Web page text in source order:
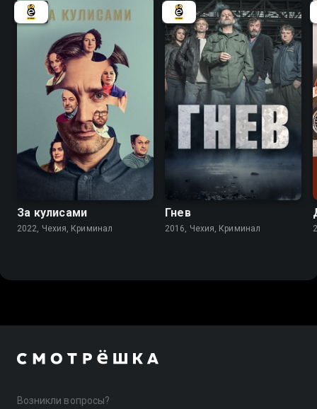
6.9 6.1
За кулисами
2022, Чехия, Криминал
Гнев
2016, Чехия, Криминал
Возникли вопросы?